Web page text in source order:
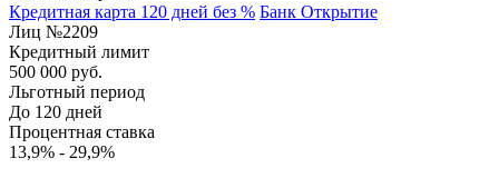
Кредитная карта 120 дней без % Банк Открытие
Лиц №2209
Кредитный лимит
500 000 руб.
Льготный период
До 120 дней
Процентная ставка
13,9% - 29,9%